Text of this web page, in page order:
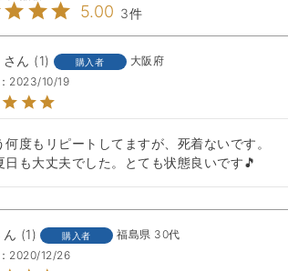
5.00 3
1 購入者
大阪府
2023/10/19
何度もリピートしてますが、死着ないです。
日も大丈夫でした。とても状態良いです🎵
1 購入者 福島県 30代
2020/12/26